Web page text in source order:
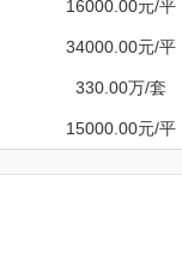
16000.00元/平
34000.00元/平
330.00万/套
15000.00元/平